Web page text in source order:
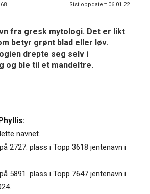
Sist oppdatert 06.01.22
fra gresk mytologi. Det er likt
betyr grønt blad eller løv.
drepte seg selv i
og ble til et mandeltre.
navnet.
2727. plass i Topp 3618 jentenavn i
5891. plass i Topp 7647 jentenavn i